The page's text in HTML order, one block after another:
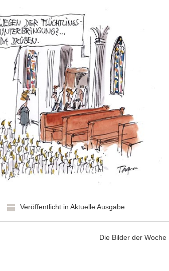
Veröffentlicht in Aktuelle Ausgabe
Die Bilder der Woche